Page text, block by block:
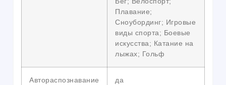
Плавание;
Сноубординг; Игровые
виды спорта; Боевые
искусства; Катание на
лыжах; Гольф
Автораспознавание
да